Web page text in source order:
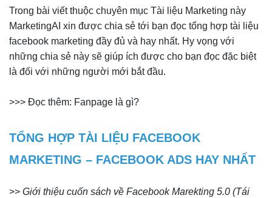
Trong bài viết thuộc chuyên mục Tài liệu Marketing này
MarketingAI xin được chia sẻ tới bạn đọc tổng hợp tài liệu
facebook marketing đầy đủ và hay nhất. Hy vọng với
những chia sẻ này sẽ giúp ích được cho bạn đọc đặc biệt
là đối với những người mới bắt đầu.
>>> Đọc thêm: Fanpage là gì?
TỔNG HỢP TÀI LIỆU FACEBOOK
MARKETING – FACEBOOK ADS HAY NHẤT
>> Giới thiệu cuốn sách về Facebook Marekting 5.0 (Tái